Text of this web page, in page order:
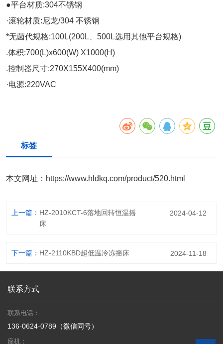
●平台材质:304不锈钢
·滚轮材质:尼龙/304 不锈钢
*无菌代规格:100L(200L、500L选用其他平台规格)
.体积:700(L)x600(W) X1000(H)
.控制器尺寸:270X155X400(mm)
·电源:220VAC
标签
本文网址： https://www.hldkq.com/product/520.html
上一篇： HZ-2010KCT-6落地回转恒温摇
床
2024-04-12
下一篇： HZ-2110KBD超低温冷冻摇床 2024-11-18
联系方式
联系电话：
136-0624-0789（微信同号）
座机：